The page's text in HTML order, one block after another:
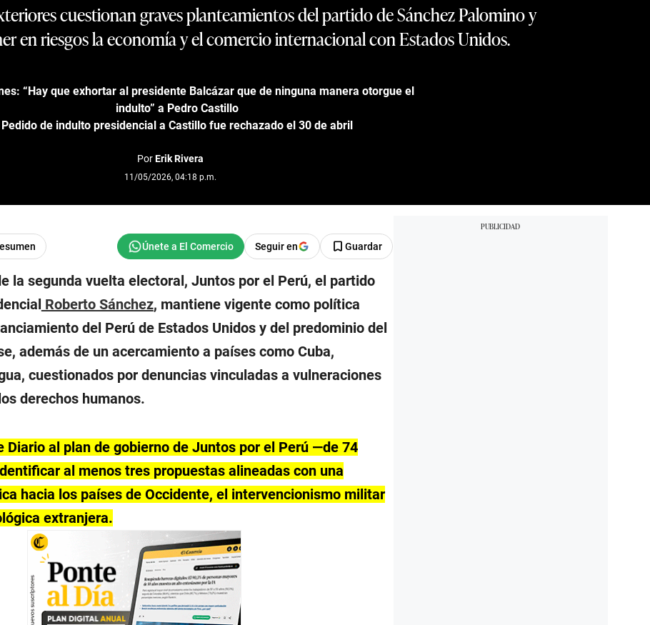
cuestionan graves planteamientos del partido de Sánchez Palomino y
en riesgos la economía y el comercio internacional con Estados Unidos.
“Hay que exhortar al presidente Balcázar que de ninguna manera otorgue el
indulto” a Pedro Castillo
Pedido de indulto presidencial a Castillo fue rechazado el 30 de abril
PorErik Rivera
11/05/2026, 04:18 p.m.
Seguir en Guardar
la segunda vuelta electoral, Juntos por el Perú, el partido
Roberto Sánchez, mantiene vigente como política
del Perú de Estados Unidos y del predominio del
además de un acercamiento a países como Cuba,
cuestionados por denuncias vinculadas a vulneraciones
derechos humanos.
Diario al plan de gobierno de Juntos por el Perú —de 74
al menos tres propuestas alineadas con una
hacia los países de Occidente, el intervencionismo militar
extranjera.